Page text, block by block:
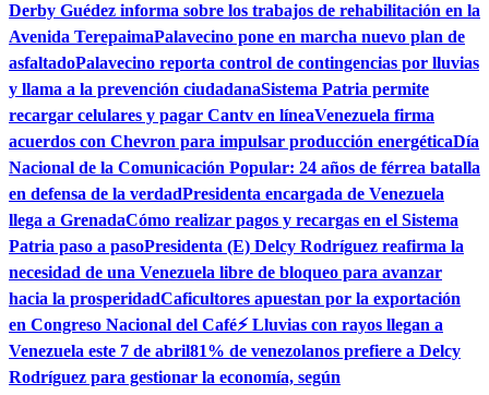
Derby Guédez informa sobre los trabajos de rehabilitación en la
Avenida TerepaimaPalavecino pone en marcha nuevo plan de
asfaltadoPalavecino reporta control de contingencias por lluvias
y llama a la prevención ciudadanaSistema Patria permite
recargar celulares y pagar Cantv en líneaVenezuela firma
acuerdos con Chevron para impulsar producción energéticaDía
Nacional de la Comunicación Popular: 24 años de férrea batalla
en defensa de la verdadPresidenta encargada de Venezuela
llega a GrenadaCómo realizar pagos y recargas en el Sistema
Patria paso a pasoPresidenta (E) Delcy Rodríguez reafirma la
necesidad de una Venezuela libre de bloqueo para avanzar
hacia la prosperidadCaficultores apuestan por la exportación
en Congreso Nacional del Café⚡ Lluvias con rayos llegan a
Venezuela este 7 de abril81% de venezolanos prefiere a Delcy
Rodríguez para gestionar la economía, según